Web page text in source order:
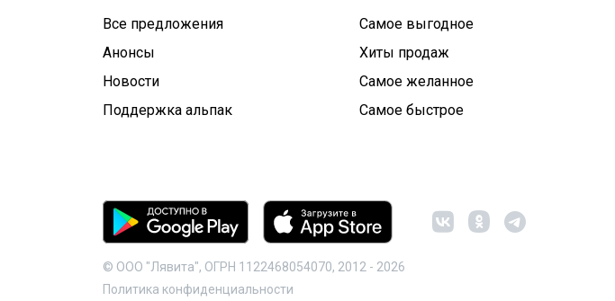
Все предложения
Анонсы
Новости
Поддержка альпак
Самое выгодное
Хиты продаж
Самое желанное
Самое быстрое
© ООО "Лявита", ОГРН 1122468054070, 2012 - 2026
Политика конфиденциальности